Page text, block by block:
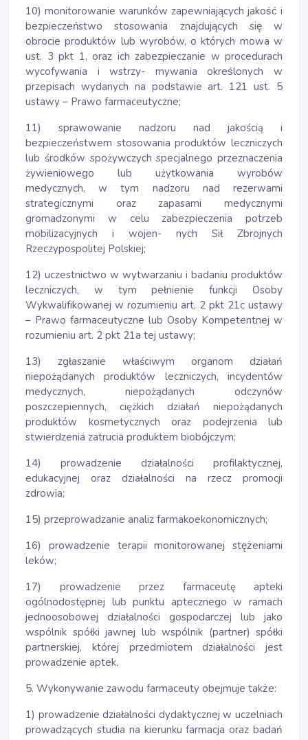
10) monitorowanie warunków zapewniających jakość i
bezpieczeństwo stosowania znajdujących się w
obrocie produktów lub wyrobów, o których mowa w
ust. 3 pkt 1, oraz ich zabezpieczanie w procedurach
wycofywania i wstrzy- mywania określonych w
przepisach wydanych na podstawie art. 121 ust. 5
ustawy – Prawo farmaceutyczne;
11) sprawowanie nadzoru nad jakością i
bezpieczeństwem stosowania produktów leczniczych
lub środków spożywczych specjalnego przeznaczenia
żywieniowego lub użytkowania wyrobów
medycznych, w tym nadzoru nad rezerwami
strategicznymi oraz zapasami medycznymi
gromadzonymi w celu zabezpieczenia potrzeb
mobilizacyjnych i wojen- nych Sił Zbrojnych
Rzeczypospolitej Polskiej;
12) uczestnictwo w wytwarzaniu i badaniu produktów
leczniczych, w tym pełnienie funkcji Osoby
Wykwalifikowanej w rozumieniu art. 2 pkt 21c ustawy
– Prawo farmaceutyczne lub Osoby Kompetentnej w
rozumieniu art. 2 pkt 21a tej ustawy;
13) zgłaszanie właściwym organom działań
niepożądanych produktów leczniczych, incydentów
medycznych, niepożądanych odczynów
poszczepiennych, ciężkich działań niepożądanych
produktów kosmetycznych oraz podejrzenia lub
stwierdzenia zatrucia produktem biobójczym;
14) prowadzenie działalności profilaktycznej,
edukacyjnej oraz działalności na rzecz promocji
zdrowia;
15) przeprowadzanie analiz farmakoekonomicznych;
16) prowadzenie terapii monitorowanej stężeniami
leków;
17) prowadzenie przez farmaceutę apteki
ogólnodostępnej lub punktu aptecznego w ramach
jednoosobowej działalności gospodarczej lub jako
wspólnik spółki jawnej lub wspólnik (partner) spółki
partnerskiej, której przedmiotem działalności jest
prowadzenie aptek.
5. Wykonywanie zawodu farmaceuty obejmuje także:
1) prowadzenie działalności dydaktycznej w uczelniach
prowadzących studia na kierunku farmacja oraz badań